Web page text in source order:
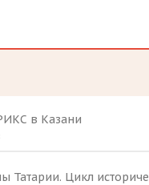
в Казани
Татарии. Цикл